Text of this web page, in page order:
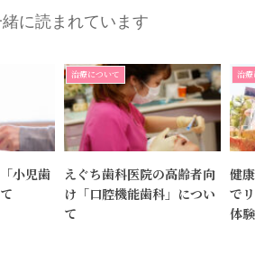
に読まれています
小児歯
治療について
えぐち歯科医院の高齢者向
け「口腔機能歯科」につい
て
治療
健
で
体